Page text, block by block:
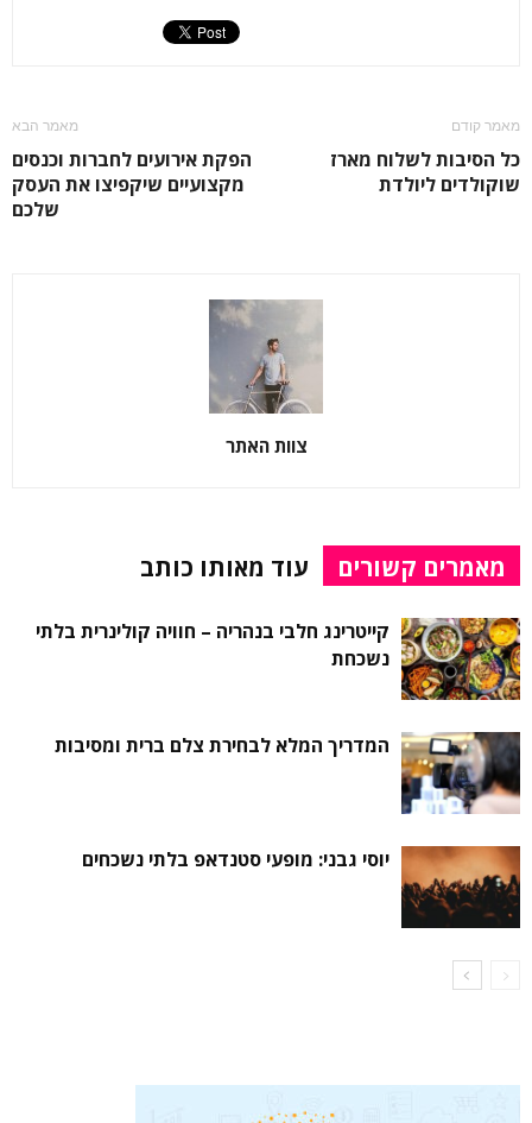
מאמר קודם
כל הסיבות לשלוח מארז
שוקולדים ליולדת
מאמר הבא
הפקת אירועים לחברות וכנסים
מקצועיים שיקפיצו את העסק
שלכם
צוות האתר
מאמרים קשורים עוד מאותו כותב
קייטרינג חלבי בנהריה – חוויה קולינרית בלתי
נשכחת
המדריך המלא לבחירת צלם ברית ומסיבות
יוסי גבני: מופעי סטנדאפ בלתי נשכחים